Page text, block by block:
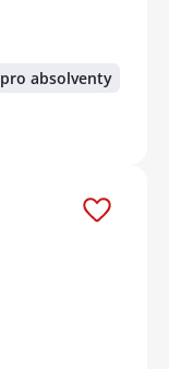
absolventy